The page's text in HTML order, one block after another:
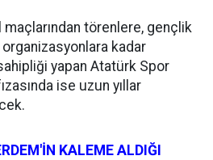
törenlere, gençlik
kadar
yapan Atatürk Spor
ise uzun yıllar
KALEME ALDIĞI